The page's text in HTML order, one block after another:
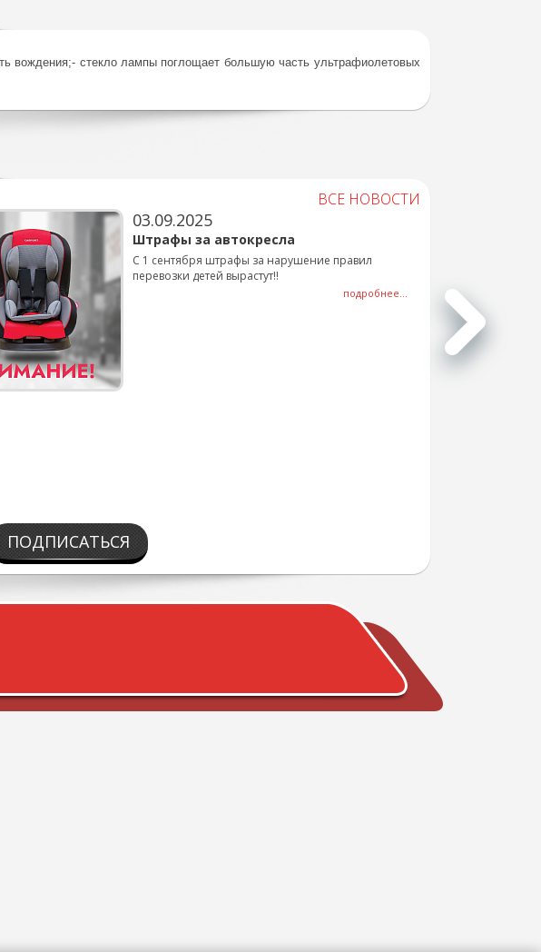
вождения;- стекло лампы поглощает большую часть ультрафиолетовых
ВСЕ НОВОСТИ
03.09.2025
Штрафы за автокресла
С 1 сентября штрафы за нарушение правил
перевозки детей вырастут!!
подробнее...
ПОДПИСАТЬСЯ